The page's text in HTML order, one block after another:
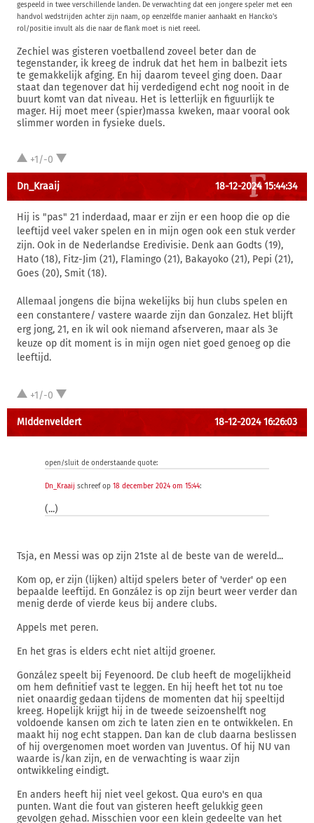
gespeeld in twee verschillende landen. De verwachting dat een jongere speler met een
handvol wedstrijden achter zijn naam, op eenzelfde manier aanhaakt en Hancko's
rol/positie invult als die naar de flank moet is niet reeel.
Zechiel was gisteren voetballend zoveel beter dan de
tegenstander, ik kreeg de indruk dat het hem in balbezit iets
te gemakkelijk afging. En hij daarom teveel ging doen. Daar
staat dan tegenover dat hij verdedigend echt nog nooit in de
buurt komt van dat niveau. Het is letterlijk en figuurlijk te
mager. Hij moet meer (spier)massa kweken, maar vooral ook
slimmer worden in fysieke duels.
+1/-0
Dn_Kraaij 18-12-2024 15:44:34
Hij is "pas" 21 inderdaad, maar er zijn er een hoop die op die
leeftijd veel vaker spelen en in mijn ogen ook een stuk verder
zijn. Ook in de Nederlandse Eredivisie. Denk aan Godts (19),
Hato (18), Fitz-Jim (21), Flamingo (21), Bakayoko (21), Pepi (21),
Goes (20), Smit (18).
Allemaal jongens die bijna wekelijks bij hun clubs spelen en
een constantere/ vastere waarde zijn dan Gonzalez. Het blijft
erg jong, 21, en ik wil ook niemand afserveren, maar als 3e
keuze op dit moment is in mijn ogen niet goed genoeg op die
leeftijd.
+1/-0
MIddenveldert 18-12-2024 16:26:03
open/sluit de onderstaande quote:
Dn_Kraaij schreef op 18 december 2024 om 15:44:
(...)
Tsja, en Messi was op zijn 21ste al de beste van de wereld...
Kom op, er zijn (lijken) altijd spelers beter of 'verder' op een
bepaalde leeftijd. En González is op zijn beurt weer verder dan
menig derde of vierde keus bij andere clubs.
Appels met peren.
En het gras is elders echt niet altijd groener.
González speelt bij Feyenoord. De club heeft de mogelijkheid
om hem definitief vast te leggen. En hij heeft het tot nu toe
niet onaardig gedaan tijdens de momenten dat hij speeltijd
kreeg. Hopelijk krijgt hij in de tweede seizoenshelft nog
voldoende kansen om zich te laten zien en te ontwikkelen. En
maakt hij nog echt stappen. Dan kan de club daarna beslissen
of hij overgenomen moet worden van Juventus. Of hij NU van
waarde is/kan zijn, en de verwachting is waar zijn
ontwikkeling eindigt.
En anders heeft hij niet veel gekost. Qua euro's en qua
punten. Want die fout van gisteren heeft gelukkig geen
gevolgen gehad. Misschien voor een klein gedeelte van het